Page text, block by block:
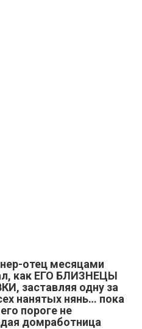
отец месяцами
как ЕГО БЛИЗНЕЦЫ
заставляя одну за
нанятых нянь… пока
пороге не
домработница